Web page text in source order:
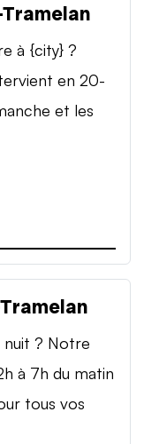
à {city} ?
en 20-
et les
nuit ? Notre
à 7h du matin
tous vos